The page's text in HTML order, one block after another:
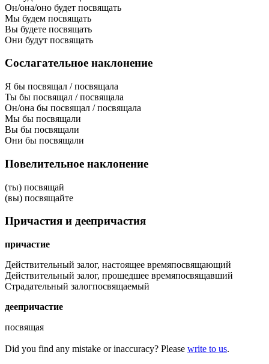
Он/она/оно будет посвящать
Мы будем посвящать
Вы будете посвящать
Они будут посвящать
Сослагательное наклонение
Я бы посвящал / посвящала
Ты бы посвящал / посвящала
Он/она бы посвящал / посвящала
Мы бы посвящали
Вы бы посвящали
Они бы посвящали
Повелительное наклонение
(ты) посвящай
(вы) посвящайте
Причастия и деепричастия
причастие
Действительный залог, настоящее времяпосвящающий
Действительный залог, прошедшее времяпосвящавший
Страдательный залогпосвящаемый
деепричастие
посвящая
Did you find any mistake or inaccuracy? Please write to us.